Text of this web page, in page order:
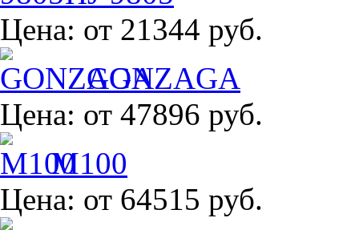
Цена: от 21344 руб.
GONZAGA
Цена: от 47896 руб.
M100
Цена: от 64515 руб.